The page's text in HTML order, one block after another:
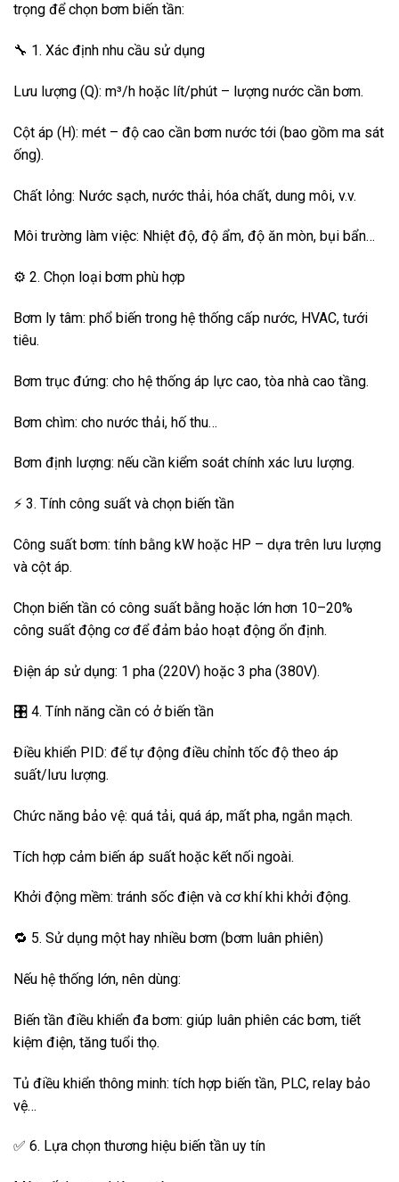
trọng để chọn bơm biến tần:
🔧 1. Xác định nhu cầu sử dụng
Lưu lượng (Q): m³/h hoặc lít/phút – lượng nước cần bơm.
Cột áp (H): mét – độ cao cần bơm nước tới (bao gồm ma sát
ống).
Chất lỏng: Nước sạch, nước thải, hóa chất, dung môi, v.v.
Môi trường làm việc: Nhiệt độ, độ ẩm, độ ăn mòn, bụi bẩn…
⚙️ 2. Chọn loại bơm phù hợp
Bơm ly tâm: phổ biến trong hệ thống cấp nước, HVAC, tưới
tiêu.
Bơm trục đứng: cho hệ thống áp lực cao, tòa nhà cao tầng.
Bơm chìm: cho nước thải, hố thu…
Bơm định lượng: nếu cần kiểm soát chính xác lưu lượng.
⚡ 3. Tính công suất và chọn biến tần
Công suất bơm: tính bằng kW hoặc HP – dựa trên lưu lượng
và cột áp.
Chọn biến tần có công suất bằng hoặc lớn hơn 10–20%
công suất động cơ để đảm bảo hoạt động ổn định.
Điện áp sử dụng: 1 pha (220V) hoặc 3 pha (380V).
🎛️ 4. Tính năng cần có ở biến tần
Điều khiển PID: để tự động điều chỉnh tốc độ theo áp
suất/lưu lượng.
Chức năng bảo vệ: quá tải, quá áp, mất pha, ngắn mạch.
Tích hợp cảm biến áp suất hoặc kết nối ngoài.
Khởi động mềm: tránh sốc điện và cơ khí khi khởi động.
🔁 5. Sử dụng một hay nhiều bơm (bơm luân phiên)
Nếu hệ thống lớn, nên dùng:
Biến tần điều khiển đa bơm: giúp luân phiên các bơm, tiết
kiệm điện, tăng tuổi thọ.
Tủ điều khiển thông minh: tích hợp biến tần, PLC, relay bảo
vệ…
✅ 6. Lựa chọn thương hiệu biến tần uy tín